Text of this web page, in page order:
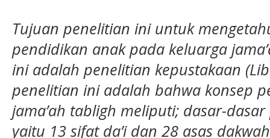
Tujuan penelitian ini untuk
pendidikan anak pada keluarga
ini adalah penelitian kepustakaan
penelitian ini adalah bahwa konsep
jama’ah tabligh meliputi; dasar-
yaitu 13 sifat da’i dan 28 asas